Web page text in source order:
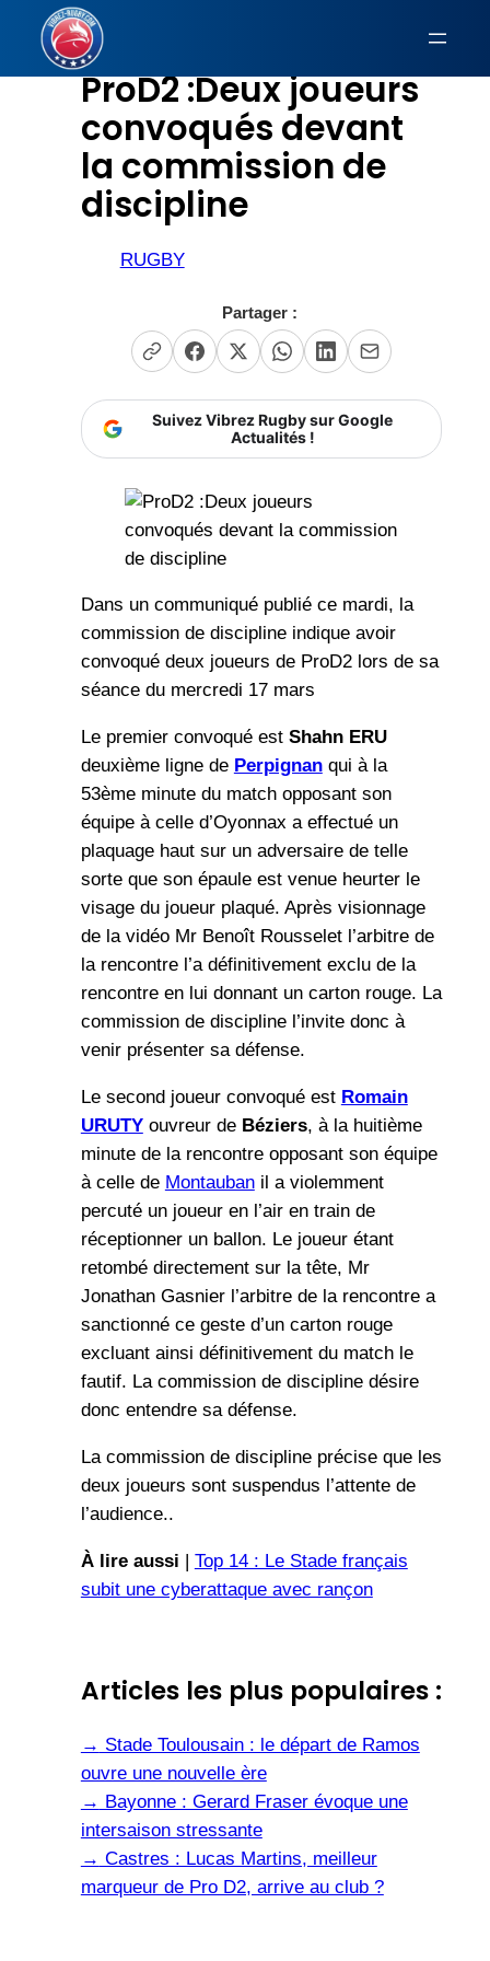
Aller
contenu ProD2 :Deux joueurs
convoqués devant
la commission de
discipline
RUGBY
Partager :
Suivez Vibrez Rugby sur Google
Actualités !
Dans un communiqué publié ce mardi, la
commission de discipline indique avoir
convoqué deux joueurs de ProD2 lors de sa
séance du mercredi 17 mars
Le premier convoqué est Shahn ERU
deuxième ligne de Perpignanqui à la
53ème minute du match opposant son
équipe à celle d’Oyonnax a effectué un
plaquage haut sur un adversaire de telle
sorte que son épaule est venue heurter le
visage du joueur plaqué. Après visionnage
de la vidéo Mr Benoît Rousselet l’arbitre de
la rencontre l’a définitivement exclu de la
rencontre en lui donnant un carton rouge. La
commission de discipline l’invite donc à
venir présenter sa défense.
Le second joueur convoqué est Romain
URUTYouvreur de Béziers, à la huitième
minute de la rencontre opposant son équipe
à celle de Montaubanil a violemment
percuté un joueur en l’air en train de
réceptionner un ballon. Le joueur étant
retombé directement sur la tête, Mr
Jonathan Gasnier l’arbitre de la rencontre a
sanctionné ce geste d’un carton rouge
excluant ainsi définitivement du match le
fautif. La commission de discipline désire
donc entendre sa défense.
La commission de discipline précise que les
deux joueurs sont suspendus l’attente de
l’audience..
À lire aussi | Top 14 : Le Stade français
subit une cyberattaque avec rançon
Articles les plus populaires :
→ Stade Toulousain : le départ de Ramos
ouvre une nouvelle ère
→ Bayonne : Gerard Fraser évoque une
intersaison stressante
→ Castres : Lucas Martins, meilleur
marqueur de Pro D2, arrive au club ?